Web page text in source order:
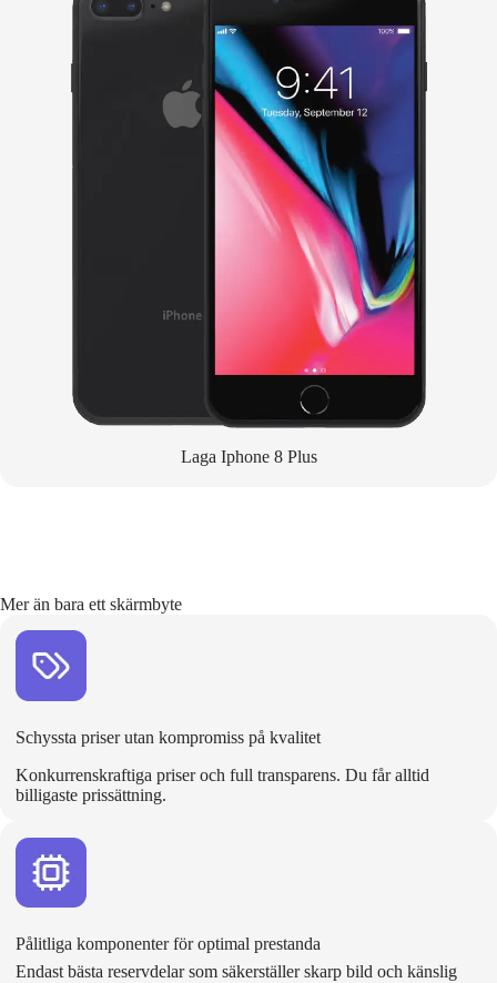
Laga Iphone 8 Plus
Mer än bara ett skärmbyte
Schyssta priser utan kompromiss på kvalitet
Konkurrenskraftiga priser och full transparens. Du får alltid
billigaste prissättning.
Pålitliga komponenter för optimal prestanda
Endast bästa reservdelar som säkerställer skarp bild och känslig